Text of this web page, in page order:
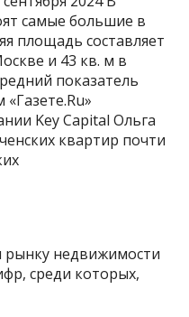
самые большие в
площадь составляет
и 43 кв. м в
показатель
Key Capital Ольга
квартир почти
рынку недвижимости
среди которых,